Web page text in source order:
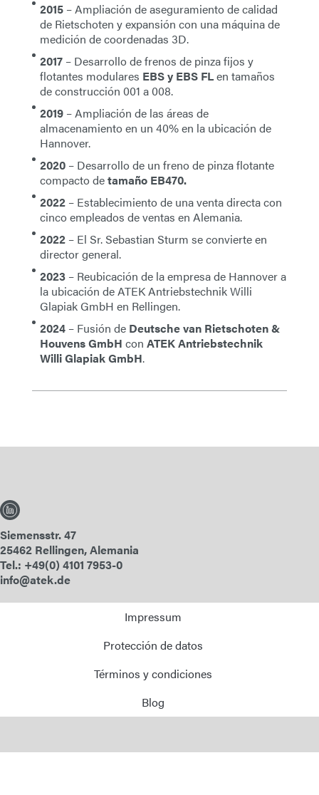
2015 – Ampliación de aseguramiento de calidad
de Rietschoten y expansión con una máquina de
medición de coordenadas 3D.
2017 – Desarrollo de frenos de pinza fijos y
flotantes modulares EBS y EBS FLen tamaños
de construcción 001 a 008.
2019 – Ampliación de las áreas de
almacenamiento en un 40% en la ubicación de
Hannover.
2020 – Desarrollo de un freno de pinza flotante
compacto detamaño EB470.
2022 – Establecimiento de una venta directa con
cinco empleados de ventas en Alemania.
2022 – El Sr. Sebastian Sturm se convierte en
director general.
2023 – Reubicación de la empresa de Hannover a
la ubicación de ATEK Antriebstechnik Willi
Glapiak GmbH en Rellingen.
2024 – Fusión de Deutsche van Rietschoten &
Houvens GmbH conATEK Antriebstechnik
Willi Glapiak GmbH.
Siemensstr. 47
25462 Rellingen, Alemania
Tel.: +49(0) 4101 7953-0
info@atek.de
Impressum
Protección de datos
Términos y condiciones
Blog